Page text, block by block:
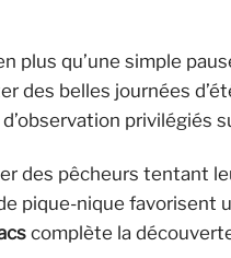
plus qu’une simple
des belles journées
privilégiés
des pêcheurs tentant
pique-nique favorisent
complète la